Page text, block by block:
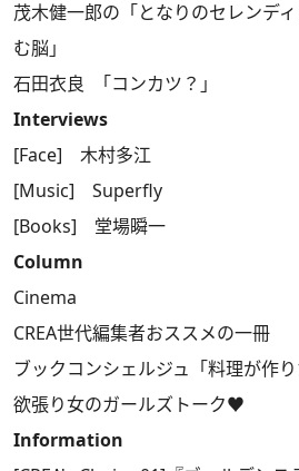
茂木健一郎の「となりのセレンデ
む脳」
石田衣良 ｢コンカツ？」
Interviews
[Face] 木村多江
[Music] Superfly
[Books] 堂場瞬一
Column
Cinema
CREA世代編集者おススメの一冊
ブックコンシェルジュ「料理が作り
欲張り女のガールズトーク♥
Information